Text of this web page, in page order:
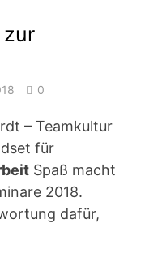
0
– Teamkultur
für
Spaß macht
2018.
dafür,